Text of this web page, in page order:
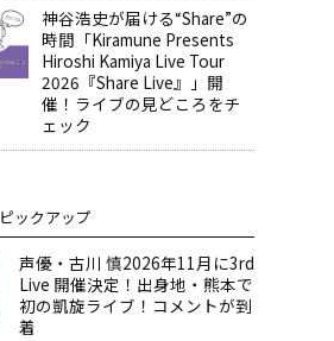
神谷浩史が届ける“Share”の
時間――「Kiramune Presents
Hiroshi Kamiya Live Tour
2026『Share Live』」開
催！ライブの見どころをチ
ェック
ピックアップ
声優・古川 慎2026年11月に3rd
Live 開催決定！出身地・熊本で
初の凱旋ライブ！コメントが到
着